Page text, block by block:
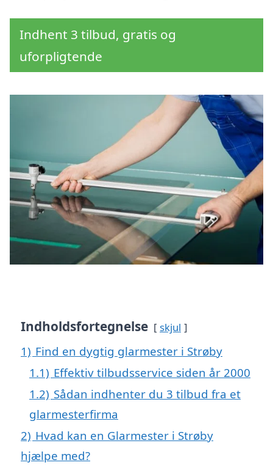
Indhent 3 tilbud, gratis og
uforpligtende
Indholdsfortegnelse skjul
1) Find en dygtig glarmester i Strøby
1.1) Effektiv tilbudsservice siden år 2000
1.2) Sådan indhenter du 3 tilbud fra et
glarmesterfirma
2) Hvad kan en Glarmester i Strøby
hjælpe med?